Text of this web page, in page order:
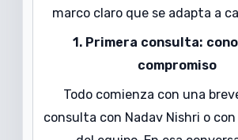
marco claro que se adapta a
1. Primera consulta:
compromiso
Todo comienza con una
consulta con Nadav Nishri o